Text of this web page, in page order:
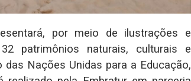
por meio de ilustrações e
patrimônios naturais, culturais e
Nações Unidas para a Educação,